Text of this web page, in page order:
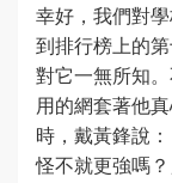
幸好，我們對
到排行榜上的
對它一無所知
用的網套著他
時，戴黃鋒說
怪不就更強嗎